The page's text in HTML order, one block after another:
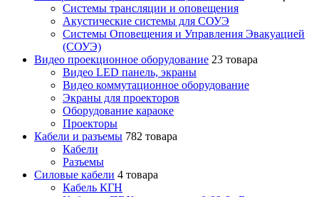
Cистемы трансляции и оповещения
Акустические системы для СОУЭ
Системы Оповещения и Управления Эвакуацией
(СОУЭ)
Видео проекционное оборудование 23 товара
Видео LED панель, экраны
Видео коммутационное оборудование
Экраны для проекторов
Оборудование караоке
Проекторы
Кабели и разъемы 782 товара
Кабели
Разъемы
Силовые кабели 4 товара
Кабель КГН